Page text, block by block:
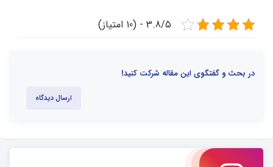
3.8/5 - (10 امتیاز)
در بحث و گفتگوی این مقاله شرکت کنید!
ارسال دیدگاه